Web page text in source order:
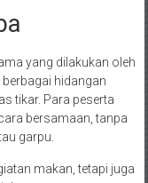
yang dilakukan oleh
hidangan
tikar. Para peserta
bersamaan, tanpa
garpu.
makan, tetapi juga